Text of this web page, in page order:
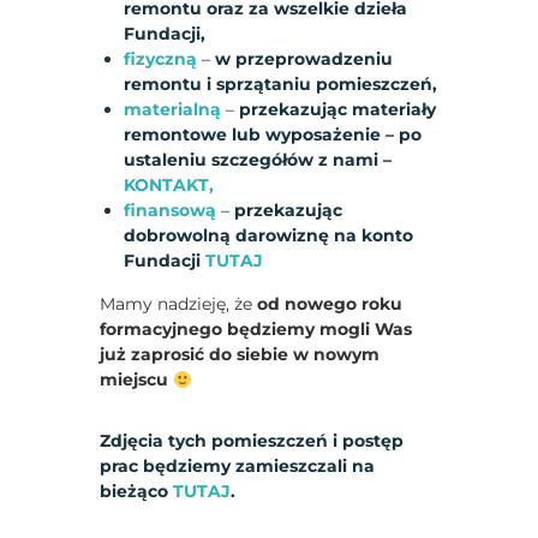
remontu oraz za wszelkie dzieła
Fundacji,
fizyczną –w przeprowadzeniu
remontu i sprzątaniu pomieszczeń,
materialną – przekazując materiały
remontowe lub wyposażenie – po
ustaleniu szczegółów z nami –
KONTAKT,
finansową – przekazując
dobrowolną darowiznę na konto
Fundacji TUTAJ
Mamy nadzieję, żeod nowego roku
formacyjnego będziemy mogli Was
już zaprosić do siebie w nowym
miejscu
Zdjęcia tych pomieszczeń i postęp
prac będziemy zamieszczali na
bieżąco TUTAJ.